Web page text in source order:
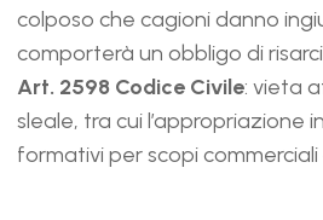
colposo che cagioni danno
comporterà un obbligo di
Art. 2598 Codice Civile: vieta
sleale, tra cui l’appropriazione
formativi per scopi